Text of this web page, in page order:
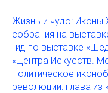
Жизнь и чудо: Иконы
собрания на
Гид по выставке
«Центра Искусств.
Политическое
революции: глава